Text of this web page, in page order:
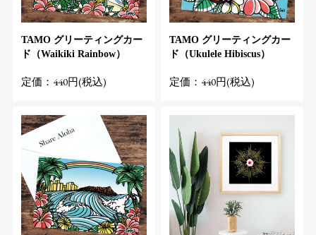
TAMO グリーティングカー
ド（Waikiki Rainbow）
定価：440円(税込)
TAMO グリーティングカー
ド（Ukulele Hibiscus）
定価：440円(税込)